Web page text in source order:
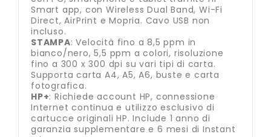
Smart app, con Wireless Dual Band, Wi-Fi
Direct, AirPrint e Mopria. Cavo USB non
incluso.
STAMPA: Velocità fino a 8,5 ppm in
bianco/nero, 5,5 ppm a colori, risoluzione
fino a 300 x 300 dpi su vari tipi di carta.
Supporta carta A4, A5, A6, buste e carta
fotografica.
HP+: Richiede account HP, connessione
Internet continua e utilizzo esclusivo di
cartucce originali HP. Include 1 anno di
garanzia supplementare e 6 mesi di Instant